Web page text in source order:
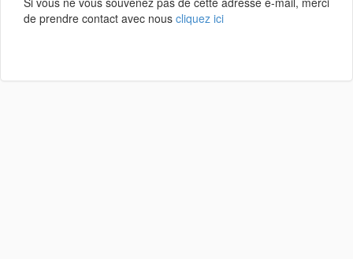
de prendre contact avec nous cliquez ici